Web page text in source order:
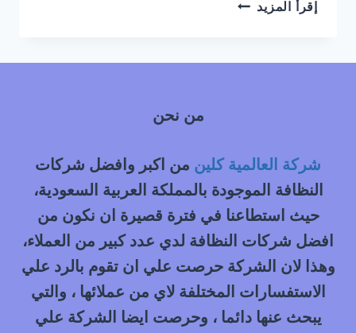
إقرأ المزيد
متنقل
من نحن
شركة العالمية كلين من اكبر وافضل شركات
النظافة الموجودة بالمملكة العربية السعودية،
حيث استطاعنا في فترة قصيرة ان نكون من
افضل شركات النظافة لدي عدد كبير من العملاء،
وهذا لان الشركة حرصت علي ان تقوم بالرد علي
الاستفسارات المختلفة لاي من عملائها ، والتي
يبحث عنها دائما ، وحرصت ايضا الشركة علي